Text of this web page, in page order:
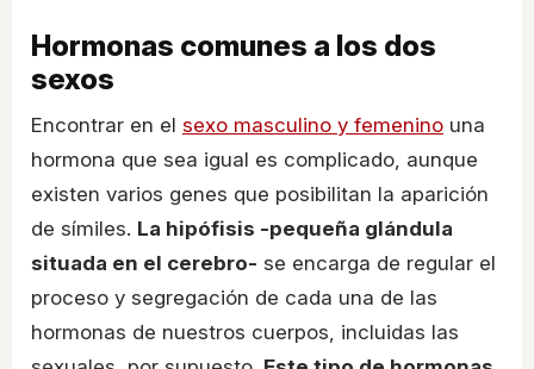
Hormonas comunes a los dos
sexos
Encontrar en el sexo masculino y femenino una
hormona que sea igual es complicado, aunque
existen varios genes que posibilitan la aparición
de símiles. La hipófisis -pequeña glándula
situada en el cerebro- se encarga de regular el
proceso y segregación de cada una de las
hormonas de nuestros cuerpos, incluidas las